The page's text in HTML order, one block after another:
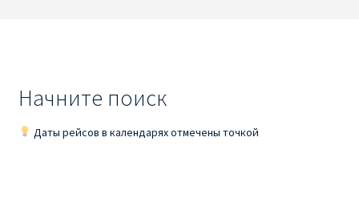
RYANAIR PL ОТ € 9
Начните поиск
Даты рейсов в календарях отмечены точкой